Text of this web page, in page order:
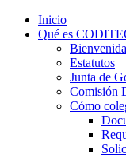
Inicio
Qué es
Bienvenida
Estatutos
Junta de
Comisión
Cómo